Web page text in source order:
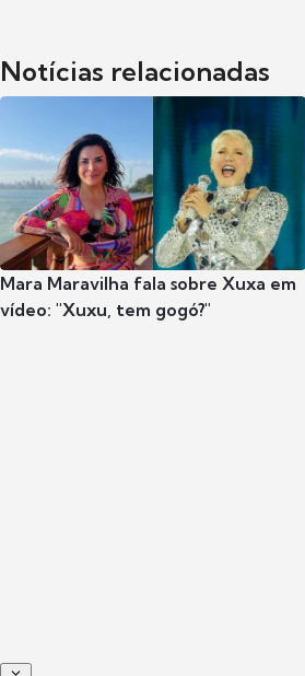
Notícias relacionadas
Mara Maravilha fala sobre Xuxa em
vídeo: "Xuxu, tem gogó?"